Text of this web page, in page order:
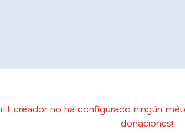
¡El creador no ha configurado ningún
donaciones!